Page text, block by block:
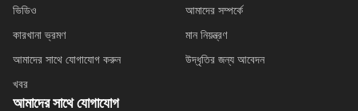
ভিডিও
আমাদের সম্পর্কে
কারখানা ভ্রমণ
মান নিয়ন্ত্রণ
আমাদের সাথে যোগাযোগ করুন
উদ্ধৃতির জন্য আবেদন
খবর
আমাদের সাথে যোগাযোগ